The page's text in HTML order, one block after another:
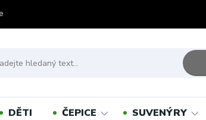
DĚTI ČEPICE SUVENÝRY